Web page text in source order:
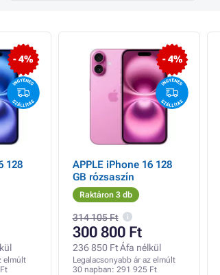
- 4%
128
elmúlt
- 4%
APPLE iPhone 16 128
GB rózsaszín
Raktáron 3 db
314 105 Ft
300 800 Ft
236 850 Ft Áfa nélkül
Legalacsonyabb ár az elmúlt
30 napban: 291 925 Ft